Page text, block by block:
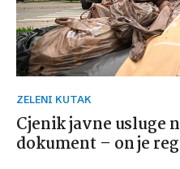
ZELENI KUTAK
Cjenik javne usluge
dokument – on je